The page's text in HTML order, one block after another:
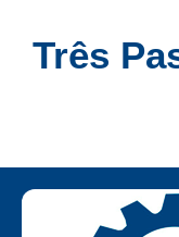
Três